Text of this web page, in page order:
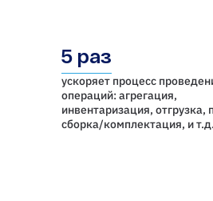
5 раз
ускоряет процесс
операций: агрегация,
инвентаризация, отгрузка,
cборка/комплектация, и т.д.